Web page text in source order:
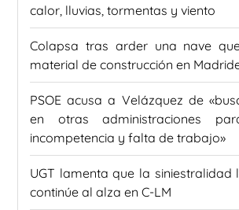
calor, lluvias, tormentas y viento
Colapsa tras arder una nave
material de construcción en
PSOE acusa a Velázquez de
en otras administraciones
incompetencia y falta de trabajo»
UGT lamenta que la
continúe al alza en C-LM